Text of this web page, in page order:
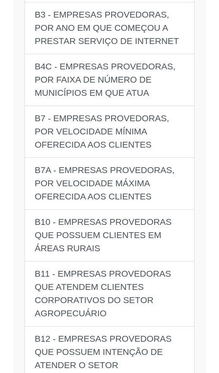
B3 - EMPRESAS PROVEDORAS,
POR ANO EM QUE COMEÇOU A
PRESTAR SERVIÇO DE INTERNET
B4C - EMPRESAS PROVEDORAS,
POR FAIXA DE NÚMERO DE
MUNICÍPIOS EM QUE ATUA
B7 - EMPRESAS PROVEDORAS,
POR VELOCIDADE MÍNIMA
OFERECIDA AOS CLIENTES
B7A - EMPRESAS PROVEDORAS,
POR VELOCIDADE MÁXIMA
OFERECIDA AOS CLIENTES
B10 - EMPRESAS PROVEDORAS
QUE POSSUEM CLIENTES EM
ÁREAS RURAIS
B11 - EMPRESAS PROVEDORAS
QUE ATENDEM CLIENTES
CORPORATIVOS DO SETOR
AGROPECUÁRIO
B12 - EMPRESAS PROVEDORAS
QUE POSSUEM INTENÇÃO DE
ATENDER O SETOR